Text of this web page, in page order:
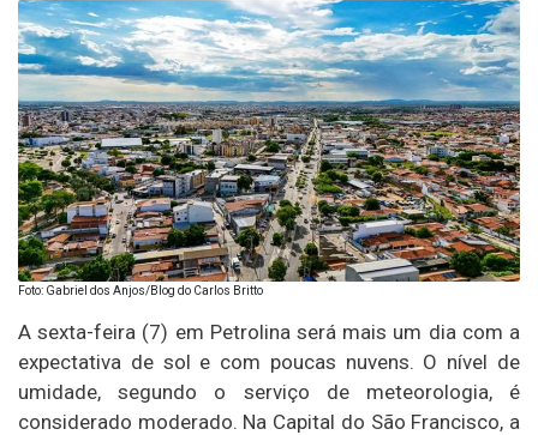
Foto: Gabriel dos Anjos/Blog do Carlos Britto
A sexta-feira (7) em Petrolina será mais um dia com a
expectativa de sol e com poucas nuvens. O nível de
umidade, segundo o serviço de meteorologia, é
considerado moderado. Na Capital do São Francisco, a